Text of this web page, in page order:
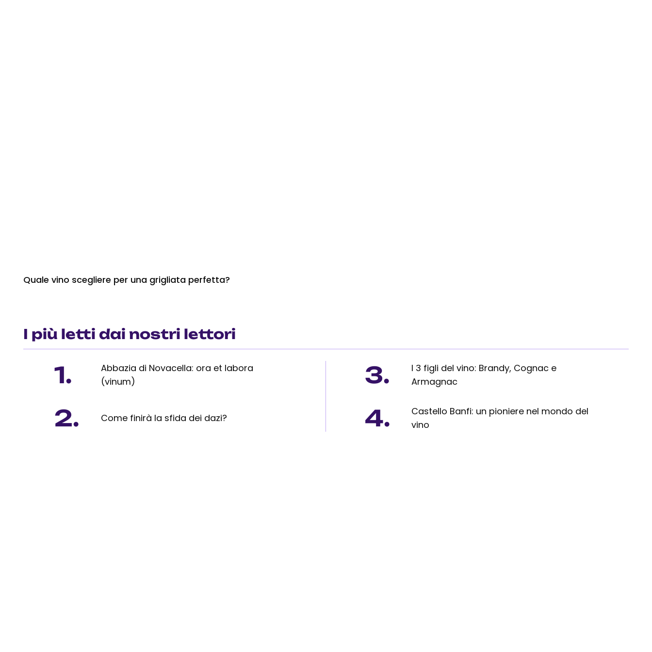
Quale vino scegliere per una grigliata perfetta?
I più letti dai nostri lettori
1.
Abbazia di Novacella: ora et labora
(vinum)
2. Come finirà la sfida dei dazi?
3.
I 3 figli del vino: Brandy, Cognac e
Armagnac
4.
Castello Banfi: un pioniere nel mondo del
vino